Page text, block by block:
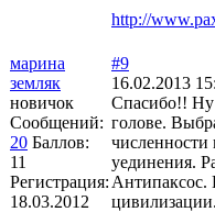
http://
марина
земляк
новичок
Сообщений:
20 Баллов:
11
Регистрация:
18.03.2012
#9
16.02.2013
Спасибо!! Ну
голове.
численности
уединения.
Антипаксос.
цивилизации.